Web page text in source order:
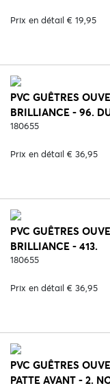
Prix en détail € 19,95
PVC GUÊTRES
BRILLIANCE - 96.
180655
Prix en détail € 36,95
PVC GUÊTRES
BRILLIANCE - 413.
ANGELITE
180655
Prix en détail € 36,95
PVC GUÊTRES
PATTE AVANT - 2.